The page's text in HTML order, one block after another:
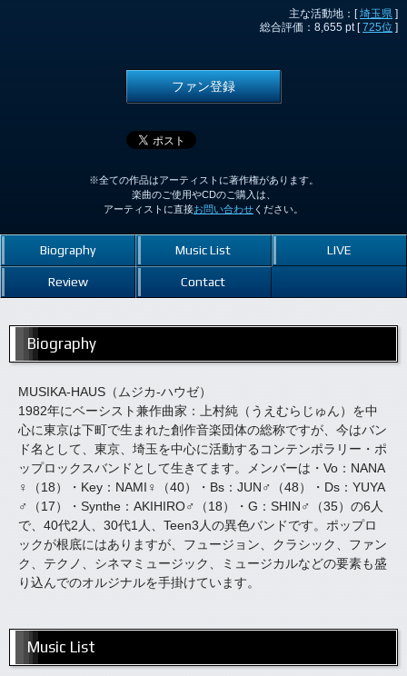
主な活動地：[埼玉県 ]
総合評価：8,655 pt [725位 ]
ファン登録
※全ての作品はアーティストに著作権があります。
楽曲のご使用やCDのご購入は、
アーティストに直接お問い合わせ ください。
Biography Music List LIVE
Review Contact
Biography
MUSIKA‐HAUS（ムジカ-ハウゼ）
1982年にベーシスト兼作曲家：上村純（うえむらじゅん）を中
心に東京は下町で生まれた創作音楽団体の総称ですが、今はバン
ド名として、東京、埼玉を中心に活動するコンテンポラリー・ポ
ップロックスバンドとして生きてます。メンバーは・Vo：NANA
♀（18）・Key：NAMI♀（40）・Bs：JUN♂（48）・Ds：YUYA
♂（17）・Synthe：AKIHIRO♂（18）・G：SHIN♂（35）の6人
で、40代2人、30代1人、Teen3人の異色バンドです。ポップロ
ックが根底にはありますが、フュージョン、クラシック、ファン
ク、テクノ、シネマミュージック、ミュージカルなどの要素も盛
り込んでのオルジナルを手掛けています。
Music List